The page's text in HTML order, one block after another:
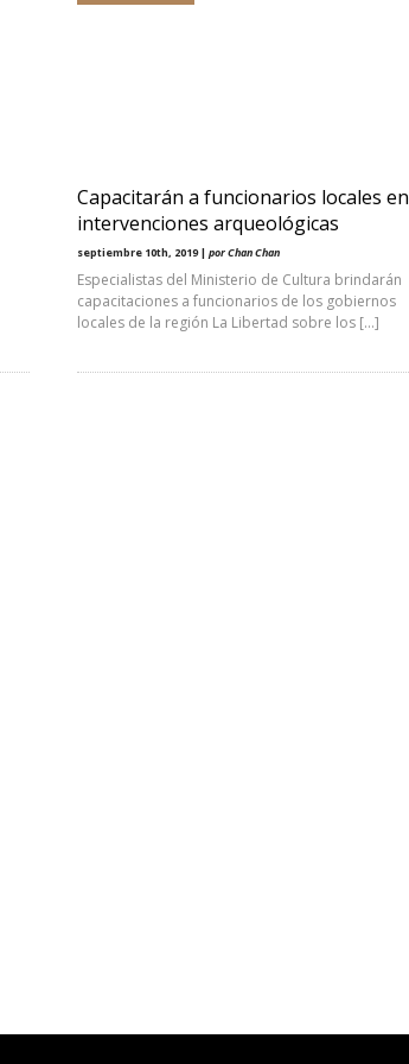
Capacitarán a funcionarios locales en
intervenciones arqueológicas
septiembre 10th, 2019 | por Chan Chan
Especialistas del Ministerio de Cultura brindarán
capacitaciones a funcionarios de los gobiernos
locales de la región La Libertad sobre los […]